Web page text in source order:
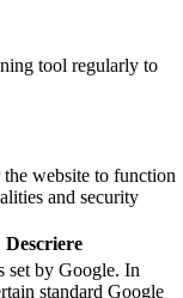
tool regularly to
the website to function
and security
Descriere
set by Google. In
standard Google